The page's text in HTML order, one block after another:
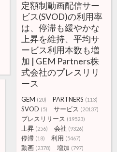
定額制動画配信サー
ビス(SVOD)の利用率
は、停滞も緩やかな
上昇を維持、平均サ
ービス利用本数も増
加 | GEM Partners株
式会社のプレスリリ
ース
GEM (20) PARTNERS (113)
SVOD (5) サービス (20137)
プレスリリース (19523)
上昇 (256) 会社 (9326)
停滞 (18) 利用 (5467)
動画 (2378) 増加 (797)